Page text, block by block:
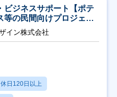
ビジネスサポート【ポテ
等の民間向けプロジェク
イン株式会社
休日120日以上